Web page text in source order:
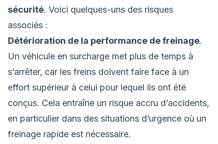
sécurité. Voici quelques-uns des risques
associés :
Détérioration de la performance de freinage.
Un véhicule en surcharge met plus de temps à
s’arrêter, car les freins doivent faire face à un
effort supérieur à celui pour lequel ils ont été
conçus. Cela entraîne un risque accru d’accidents,
en particulier dans des situations d’urgence où un
freinage rapide est nécessaire.